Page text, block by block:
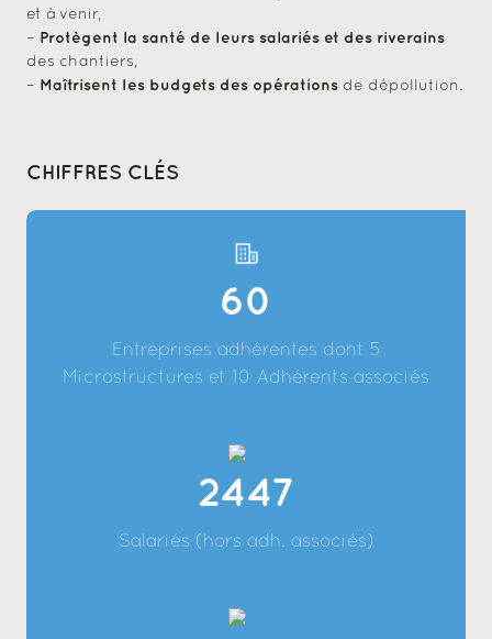
et à venir,
– Protègent la santé de leurs salariés et des riverains
des chantiers,
– Maîtrisent les budgets des opérations de dépollution.
CHIFFRES CLÉS
60
Entreprises adhérentes dont 5
Microstructures et 10 Adhérents associés
2447
Salariés (hors adh. associés)